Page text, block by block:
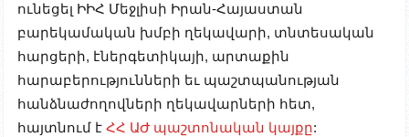
ունեցել ԻԻՀ Մեջլիսի Իրան-Հայաստան
բարեկամական խմբի ղեկավարի, տնտեսական
հարցերի, էներգետիկայի, արտաքին
հարաբերությունների եւ պաշտպանության
հանձնաժողովների ղեկավարների հետ,
հայտնում է ՀՀ ԱԺ պաշտոնական կայքը: